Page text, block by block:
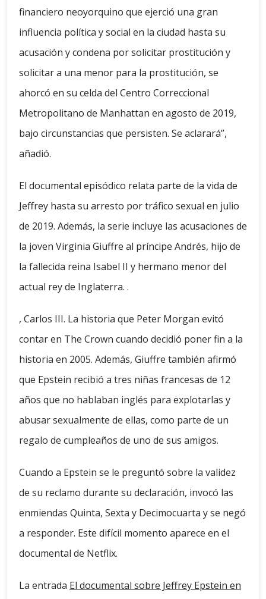
financiero neoyorquino que ejerció una gran
influencia política y social en la ciudad hasta su
acusación y condena por solicitar prostitución y
solicitar a una menor para la prostitución, se
ahorcó en su celda del Centro Correccional
Metropolitano de Manhattan en agosto de 2019,
bajo circunstancias que persisten. Se aclarará”,
añadió.
El documental episódico relata parte de la vida de
Jeffrey hasta su arresto por tráfico sexual en julio
de 2019. Además, la serie incluye las acusaciones de
la joven Virginia Giuffre al príncipe Andrés, hijo de
la fallecida reina Isabel II y hermano menor del
actual rey de Inglaterra. .
, Carlos III. La historia que Peter Morgan evitó
contar en The Crown cuando decidió poner fin a la
historia en 2005. Además, Giuffre también afirmó
que Epstein recibió a tres niñas francesas de 12
años que no hablaban inglés para explotarlas y
abusar sexualmente de ellas, como parte de un
regalo de cumpleaños de uno de sus amigos.
Cuando a Epstein se le preguntó sobre la validez
de su reclamo durante su declaración, invocó las
enmiendas Quinta, Sexta y Decimocuarta y se negó
a responder. Este difícil momento aparece en el
documental de Netflix.
La entrada El documental sobre Jeffrey Epstein en